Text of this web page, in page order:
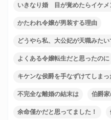
いきなり婚 目が覚めたらイケメ
かたわれ令嬢が男装する理由
どうやら私、大公妃が天職みたい
よくある令嬢転生だと思ったのに
キケンな侯爵を手なずけてしまっ
不完全な離婚の結末は 伯爵
余命僅かだと思ってました！